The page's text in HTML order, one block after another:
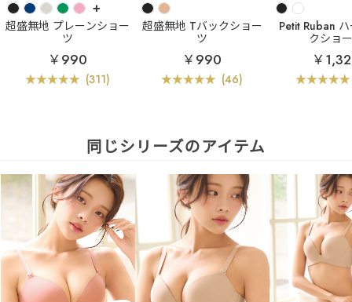
+
超盛無地 プレーンショー
ツ
￥990
(311)
超盛無地 Tバックショー
ツ
￥990
(46)
Petit Ruban
クショ
￥
同じシリーズのアイテム